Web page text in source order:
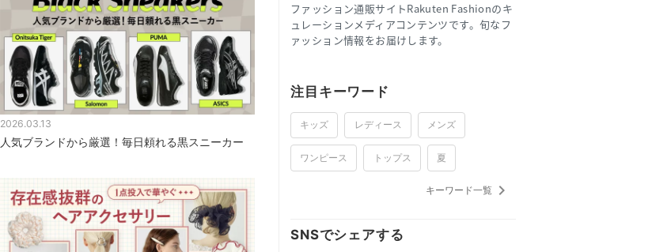
2026.03.13
人気ブランドから厳選！毎日頼れる黒スニーカー
梅雨から真夏まで大活躍！水陸両用パンツを日常
ファッション通販サイトRakuten Fashionのキ
ュレーションメディアコンテンツです。旬なフ
ァッション情報をお届けします。
注目キーワード
キッズ レディース メンズ
ワンピース トップス 夏
キーワード一覧 keyboard_arrow_right
SNSでシェアする